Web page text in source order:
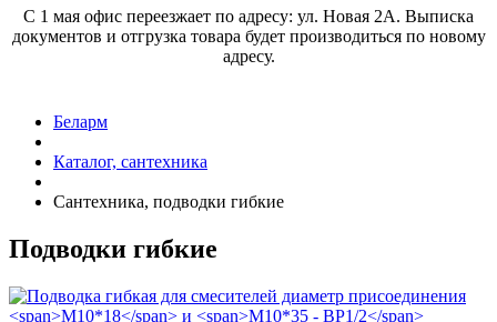
С 1 мая офис переезжает по адресу: ул. Новая 2А. Выписка
документов и отгрузка товара будет производиться по новому
адресу.
Беларм
Каталог, сантехника
Сантехника, подводки гибкие
Подводки гибкие